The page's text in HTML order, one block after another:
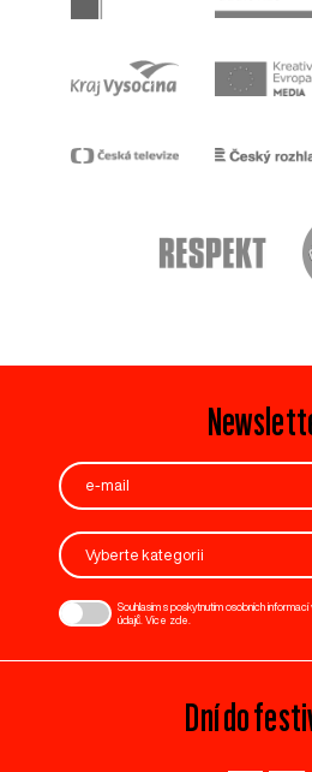
Vyberte kategorii
Souhlasím s poskytnutím osobních
údajů. Více zde
Dní do